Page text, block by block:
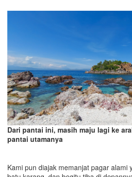
Dari pantai ini, masih maju lagi ke
pantai utamanya
Kami pun diajak memanjat pagar alami